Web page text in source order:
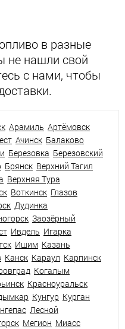
в разные
не нашли свой
с нами, чтобы
Арамиль Артёмовск
Ачинск Балаково
Березовка Березовский
Брянск Верхний Тагил
Верхняя Тура
Воткинск Глазов
Дудинка
Заозёрный
Ивдель Игарка
Ишим Казань
Канск Караул Карпинск
Когалым
Красноуральск
Кунгур Курган
Лесной
Мегион Миасс